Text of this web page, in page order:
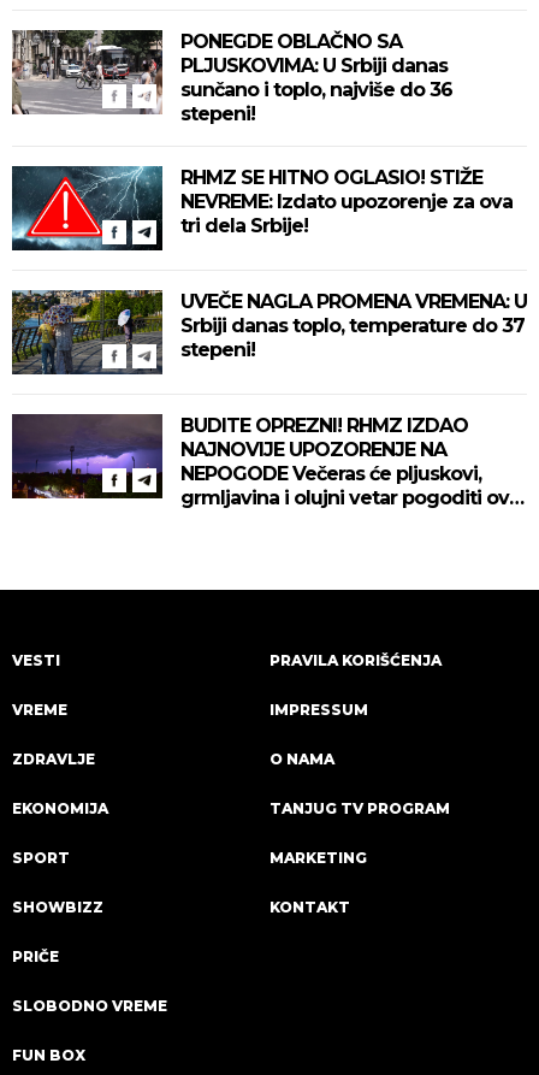
PONEGDE OBLAČNO SA
PLJUSKOVIMA: U Srbiji danas
sunčano i toplo, najviše do 36
stepeni!
RHMZ SE HITNO OGLASIO! STIŽE
NEVREME: Izdato upozorenje za ova
tri dela Srbije!
UVEČE NAGLA PROMENA VREMENA: U
Srbiji danas toplo, temperature do 37
stepeni!
BUDITE OPREZNI! RHMZ IZDAO
NAJNOVIJE UPOZORENJE NA
NEPOGODE Večeras će pljuskovi,
grmljavina i olujni vetar pogoditi ove
VESTI
VREME
ZDRAVLJE
EKONOMIJA
SPORT
SHOWBIZZ
PRIČE
SLOBODNO VREME
FUN BOX
PRAVILA KORIŠĆENJA
IMPRESSUM
O NAMA
TANJUG TV PROGRAM
MARKETING
KONTAKT